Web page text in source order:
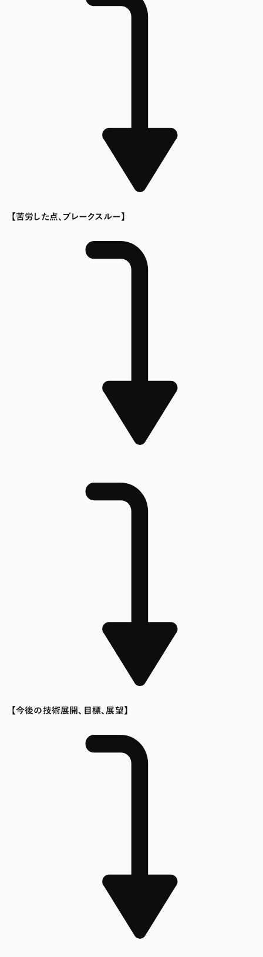
【苦労した点、ブレークスルー】
【今後の技術展開、目標、展望】